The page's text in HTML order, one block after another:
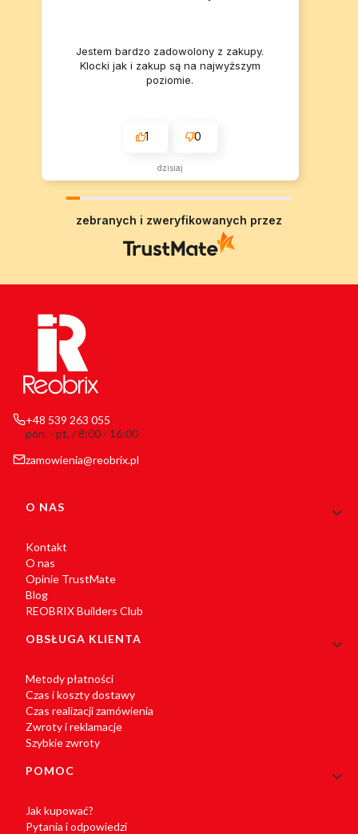
Jestem bardzo zadowolony z zakupy.
Klocki jak i zakup są na najwyższym
poziomie.
1 0
dzisiaj
zebranych i zweryfikowanych przez
+48 539 263 055
pon. - pt. / 8:00 - 16:00
zamowienia@reobrix.pl
Linki w stopce
O NAS
Kontakt
O nas
Opinie TrustMate
Blog
REOBRIX Builders Club
OBSŁUGA KLIENTA
Metody płatności
Czas i koszty dostawy
Czas realizacji zamówienia
Zwroty i reklamacje
Szybkie zwroty
POMOC
Jak kupować?
Pytania i odpowiedzi